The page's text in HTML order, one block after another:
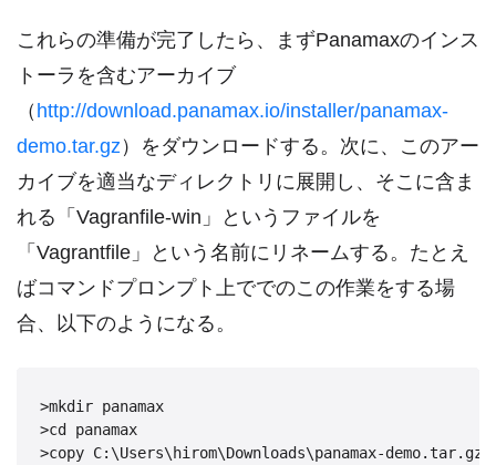
これらの準備が完了したら、まずPanamaxのインス
トーラを含むアーカイブ
（ http://download.panamax.io/installer/panamax-
demo.tar.gz）をダウンロードする。次に、このアー
カイブを適当なディレクトリに展開し、そこに含ま
れる「Vagranfile-win」というファイルを
「Vagrantfile」という名前にリネームする。たとえ
ばコマンドプロンプト上ででのこの作業をする場
合、以下のようになる。
>mkdir panamax
>cd panamax
>copy C:\Users\hirom\Downloads\panamax-demo.tar.gz